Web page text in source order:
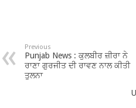
Previous
Punjab News : ਕੁਲਬੀਰ ਜ਼ੀਰਾ ਨੇ
ਰਾਣਾ ਗੁਰਜੀਤ ਦੀ ਰਾਵਣ ਨਾਲ ਕੀਤੀ
ਤੁਲਨਾ